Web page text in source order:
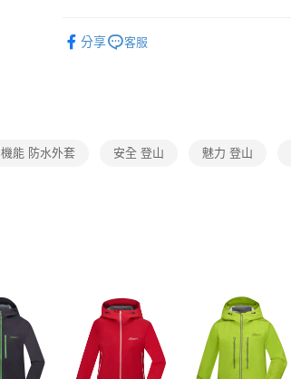
用戶於交易時，得透過本服務購買商品或服務
活動商品 春夏機能服飾優惠5折起
分享 客服
機能 防水外套 安全 登山 魅力 登山